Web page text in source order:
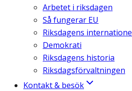
Arbetet i riksdagen
Så fungerar EU
Riksdagens
Demokrati
Riksdagens historia
Riksdagsförvaltningen
Kontakt & besök